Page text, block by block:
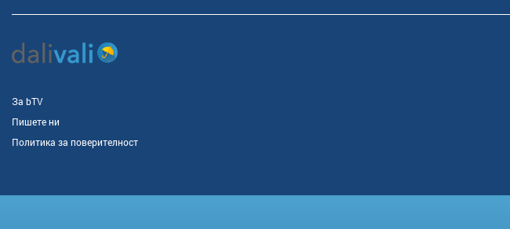
За bTV
Пишете ни
Политика за поверителност